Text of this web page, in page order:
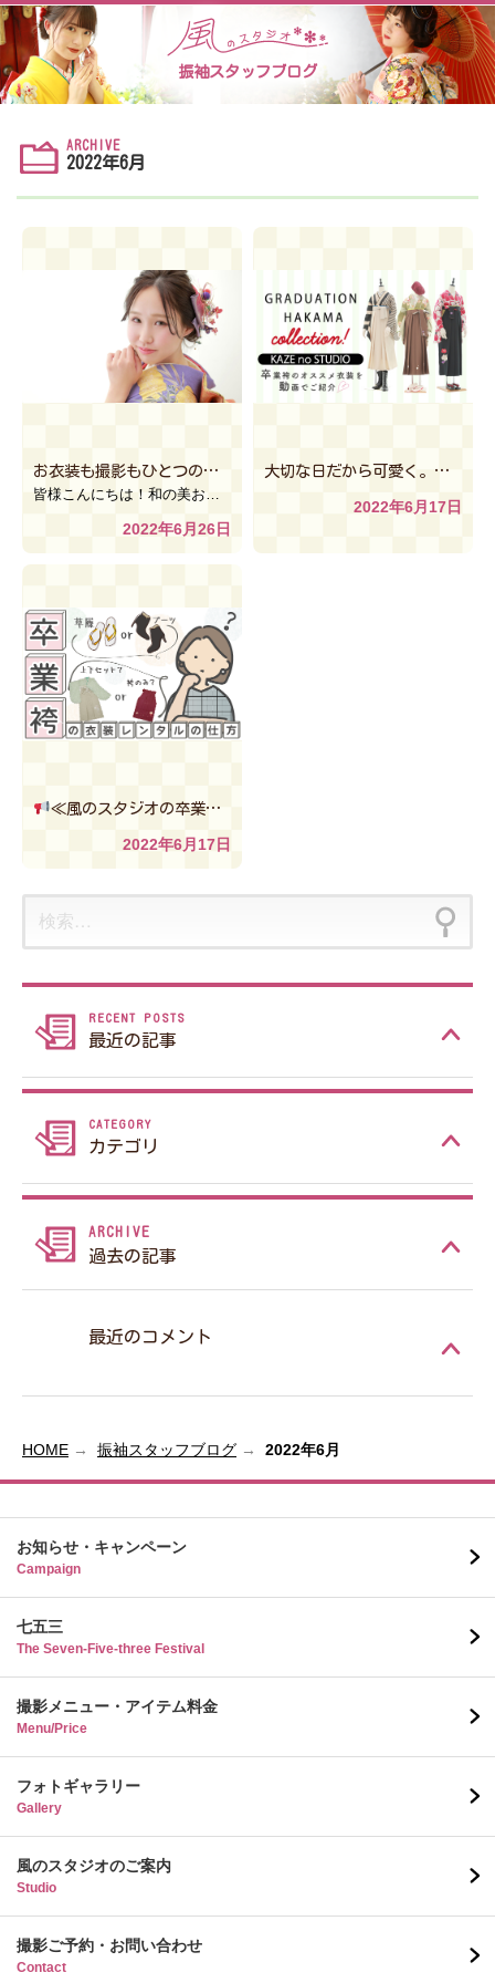
振袖スタッフブログ
ARCHIVE
2022年6月
お衣装も撮影もひとつの場所で！【和の美おぐら×風のスタジオ真岡店】
2022年6月26日
大切な日だから可愛く。卒業袴のオススメ衣装を動画でご紹介♪
2022年6月17日
≪風のスタジオの卒業袴レンタルの仕方をご紹介♪
2022年6月17日
最近の記事
カテゴリ
過去の記事
最近のコメント
HOME 振袖スタッフブログ 2022年6月
お知らせ・キャンペーン
Campaign
七五三
The Seven-Five-three Festival
撮影メニュー・アイテム料金
Menu/Price
フォトギャラリー
Gallery
風のスタジオのご案内
Studio
撮影ご予約・お問い合わせ
Contact